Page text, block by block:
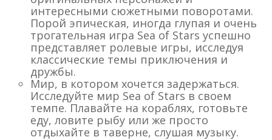
интересными сюжетными поворотами.
Порой эпическая, иногда глупая и очень
трогательная игра Sea of Stars успешно
представляет ролевые игры, исследуя
классические темы приключения и
дружбы.
Мир, в котором хочется задержаться.
Исследуйте мир Sea of Stars в своем
темпе. Плавайте на кораблях, готовьте
еду, ловите рыбу или же просто
отдыхайте в таверне, слушая музыку.